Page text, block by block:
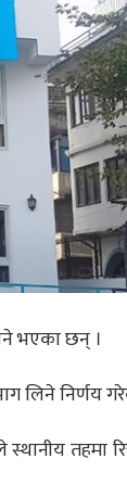
भएका छन् ।
लिने निर्णय
तहमा